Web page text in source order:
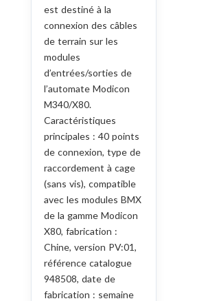
est destiné à la
connexion des câbles
de terrain sur les
modules
d’entrées/sorties de
l’automate Modicon
M340/X80.
Caractéristiques
principales : 40 points
de connexion, type de
raccordement à cage
(sans vis), compatible
avec les modules BMX
de la gamme Modicon
X80, fabrication :
Chine, version PV:01,
référence catalogue
948508, date de
fabrication : semaine